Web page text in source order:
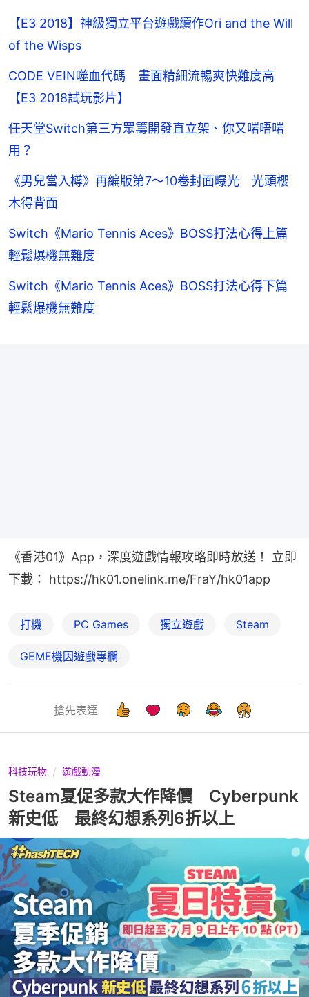
【E3 2018】神級獨立平台遊戲續作Ori and the Will
of the Wisps
CODE VEIN噬血代碼 畫面精細流暢爽快難度高
【E3 2018試玩影片】
任天堂Switch第三方眾籌開發直立架、你又啱唔啱
用？
《男兒當入樽》再編版第7～10卷封面曝光 光頭櫻
木得背面
Switch《Mario Tennis Aces》BOSS打法心得上篇
輕鬆爆機無難度
Switch《Mario Tennis Aces》BOSS打法心得下篇
輕鬆爆機無難度
《香港01》App，深度遊戲情報攻略即時放送！ 立即
下載： https://hk01.onelink.me/FraY/hk01app
打機 PC Games 獨立遊戲 Steam
GEME機因遊戲專欄
搶先表達
科技玩物 遊戲動漫
Steam夏促多款大作降價 Cyberpunk
新史低 最終幻想系列6折以上